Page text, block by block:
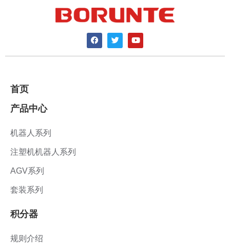
首页
产品中心
机器人系列
注塑机机器人系列
AGV系列
套装系列
积分器
规则介绍